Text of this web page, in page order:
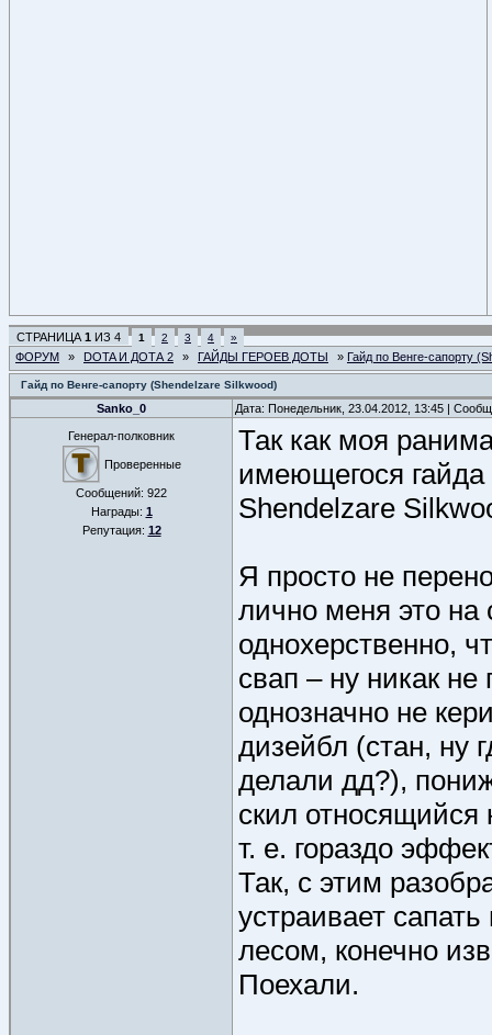
СТРАНИЦА 1 ИЗ 4 1 2 3 4 »
ФОРУМ » DOTA И ДОТА 2 » ГАЙДЫ ГЕРОЕВ ДОТЫ » Гайд по Венге-сапорту
Гайд по Венге-сапорту (Shendelzare Silkwood)
Sanko_0 Дата: Понедельник, 23.04.2012, 13:45 |
Генерал-полковник
Проверенные
Сообщений: 922
Награды: 1
Репутация: 12
Так как моя
имеющегося
Shendelzare
Я просто не
лично меня это на
однохерственно,
свап – ну никак
однозначно не
дизейбл (стан, ну
делали дд?),
скил относящийся
т. е. гораздо
Так, с этим
устраивает
лесом, конечно
Поехали.